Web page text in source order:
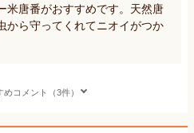
米唐番がおすすめです。天然唐
から守ってくれてニオイがつか
コメント（3件）